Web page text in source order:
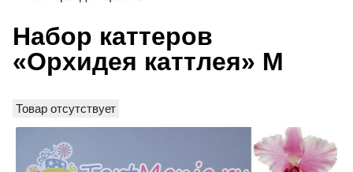
Набор каттеров
«Орхидея каттлея» M
Товар отсутствует